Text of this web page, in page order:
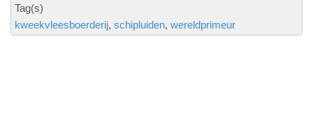
Tag(s)
kweekvleesboerderij schipluiden wereldprimeur